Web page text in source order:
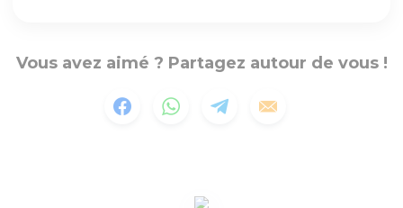
Vous avez aimé ? Partagez autour de vous !